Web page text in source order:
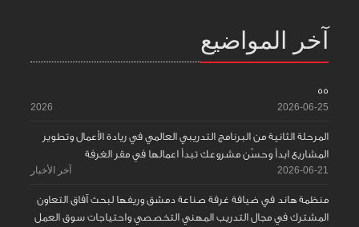
آخر المواضيع
55
2026-06-25
2026
المرحلة الثانية من البرنامج التدريبي العالمي في ريادة الأعمال وتطوير
المشاريع ابدأ وحسّن مشروعك تبدأ اعمالها في مقر الغرفة
2026-06-21 آخر الأخبار
منظمة هاند في ضيافة غرفة صناعة دمشق وريفها لبحث آفاق التعاون
المشترك في مجال التدريب المهني التخصصي واحتياجات سوق العمل